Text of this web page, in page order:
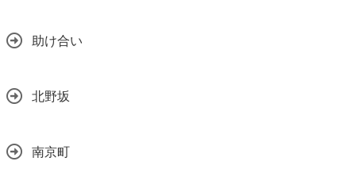
助け合い
北野坂
南京町